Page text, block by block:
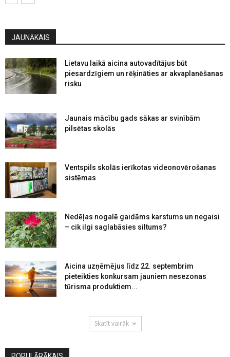
JAUNĀKAIS
Lietavu laikā aicina autovadītājus būt
piesardzīgiem un rēķināties ar akvaplanēšanas
risku
Jaunais mācību gads sākas ar svinībām
pilsētas skolās
Ventspils skolās ierīkotas videonovērošanas
sistēmas
Nedēļas nogalē gaidāms karstums un negaisi
– cik ilgi saglabāsies siltums?
Aicina uzņēmējus līdz 22. septembrim
pieteikties konkursam jauniem nesezonas
tūrisma produktiem...
Skatīt vairāk